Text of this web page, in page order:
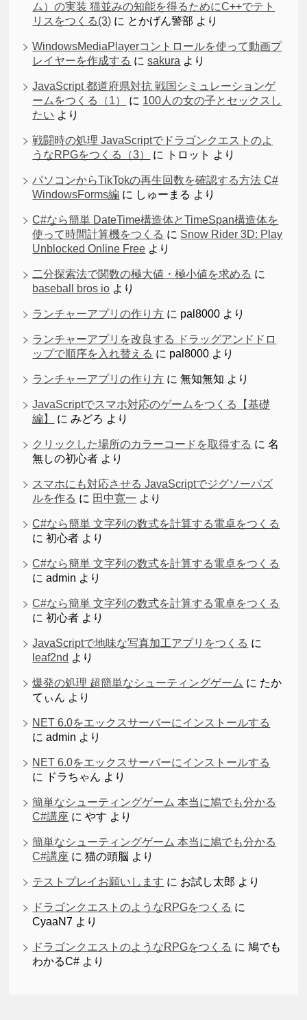
ム）の実装 猫並みの知能を得るためにC++でテト
リスをつくる(3) に とかげん警部 より
WindowsMediaPlayerコントロールを使って動画プ
レイヤーを作成する にsakura より
JavaScript 都道府県対抗 戦国シミュレーションゲ
ームをつくる（1）
に 100人の女の子とセックスし
たい より
戦闘時の処理 JavaScriptでドラゴンクエストのよ
うなRPGをつくる（3）
に トロット より
パソコンからTikTokの再生回数を確認する方法 C#
WindowsForms編 に しゅーまる より
C#なら簡単 DateTime構造体とTimeSpan構造体を
使って時間計算機をつくる に Snow Rider 3D: Play
Unblocked Online Free より
二分探索法で関数の極大値・極小値を求める に
baseball bros io より
ランチャーアプリの作り方 に pal8000 より
ランチャーアプリを改良する ドラッグアンドドロ
ップで順序を入れ替える に pal8000 より
ランチャーアプリの作り方 に無知無知 より
JavaScriptでスマホ対応のゲームをつくる【基礎
編】
にみどろ より
クリックした場所のカラーコードを取得する に名
無しの初心者 より
スマホにも対応させる JavaScriptでジグソーパズ
ルを作る に 田中寛一 より
C#なら簡単 文字列の数式を計算する電卓をつくる
に初心者 より
C#なら簡単 文字列の数式を計算する電卓をつくる
にadmin より
C#なら簡単 文字列の数式を計算する電卓をつくる
に初心者 より
JavaScriptで地味な写真加工アプリをつくる に
leaf2nd より
爆発の処理 超簡単なシューティングゲーム に たか
てぃん より
NET 6.0をエックスサーバーにインストールする
にadmin より
NET 6.0をエックスサーバーにインストールする
に
ドラちゃん より
簡単なシューティングゲーム 本当に鳩でも分かる
C#講座 にやす より
簡単なシューティングゲーム 本当に鳩でも分かる
C#講座 に猫の頭脳 より
テストプレイお願いします に お試し太郎 より
ドラゴンクエストのようなRPGをつくる に
CyaaN7 より
ドラゴンクエストのようなRPGをつくる に鳩でも
わかるC# より